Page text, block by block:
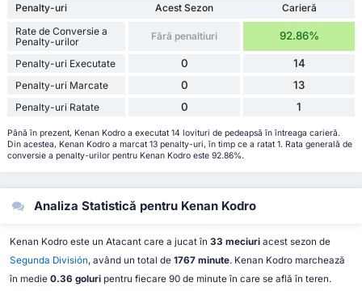
Penalty-uri Acest Sezon
Carieră
Rate de Conversie a
Penalty-urilor
Fără penaltiuri 92.86%
Penalty-uri Executate 0 14
Penalty-uri Marcate 0 13
Penalty-uri Ratate 0 1
Până în prezent, Kenan Kodro a executat 14 lovituri de pedeapsă în întreaga carieră.
Din acestea, Kenan Kodro a marcat 13 penalty-uri, în timp ce a ratat 1. Rata generală de
conversie a penalty-urilor pentru Kenan Kodro este 92.86%.
Analiza Statistică pentru Kenan Kodro
Kenan Kodro este un Atacant care a jucat în 33 meciuriacest sezon de
Segunda División, având un total de 1767 minute. Kenan Kodro marchează
în medie 0.36 goluripentru fiecare 90 de minute în care se află în teren.